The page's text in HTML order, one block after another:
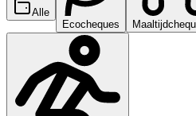
Alle
Ecocheques